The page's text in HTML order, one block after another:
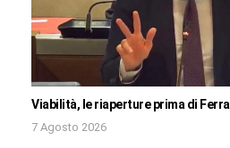
Viabilità, le riaperture prima di
7 Agosto 2026